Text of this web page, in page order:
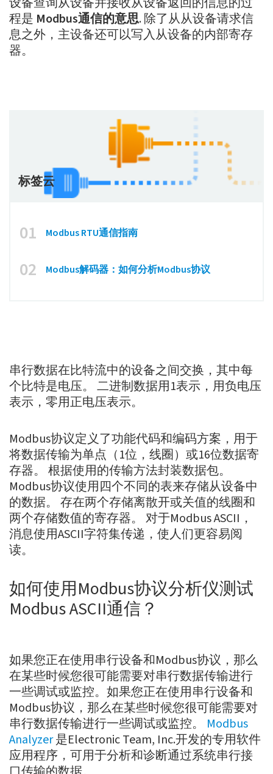
程是 Modbus通信的意思. 除了从从设备请求信
息之外，主设备还可以写入从设备的内部寄存
器。
标签云
01 Modbus RTU通信指南
02 Modbus解码器：如何分析Modbus协议
串行数据在比特流中的设备之间交换，其中每
个比特是电压。 二进制数据用1表示，用负电压
表示，零用正电压表示。
Modbus协议定义了功能代码和编码方案，用于
将数据传输为单点（1位，线圈）或16位数据寄
存器。 根据使用的传输方法封装数据包。
Modbus协议使用四个不同的表来存储从设备中
的数据。 存在两个存储离散开或关值的线圈和
两个存储数值的寄存器。 对于Modbus ASCII，
消息使用ASCII字符集传递，使人们更容易阅
读。
如何使用Modbus协议分析仪测试
Modbus ASCII通信？
如果您正在使用串行设备和Modbus协议，那么
在某些时候您很可能需要对串行数据传输进行
一些调试或监控。如果您正在使用串行设备和
Modbus协议，那么在某些时候您很可能需要对
串行数据传输进行一些调试或监控。 Modbus
Analyzer是Electronic Team, Inc.开发的专用软件
应用程序，可用于分析和诊断通过系统串行接